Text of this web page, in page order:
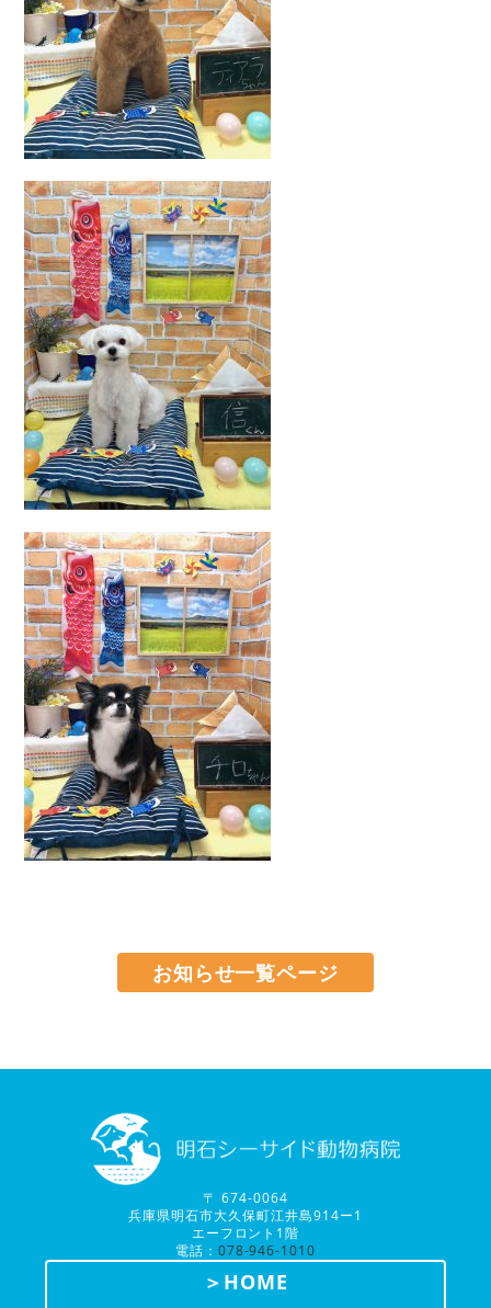
お知らせ一覧ページ
〒 674-0064
兵庫県明石市大久保町江井島914ー1
エーフロント1階
電話： 078-946-1010
＞HOME